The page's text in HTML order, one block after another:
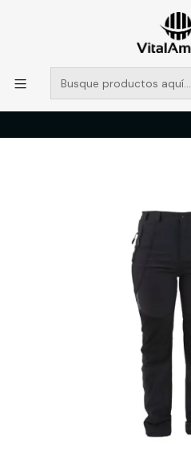
POR SISTEMA FRONTAL SOLO
MUCHAS GRACIAS +569 5956 2237
Leer
Catálogo
PANTALONES DE TRABAJO